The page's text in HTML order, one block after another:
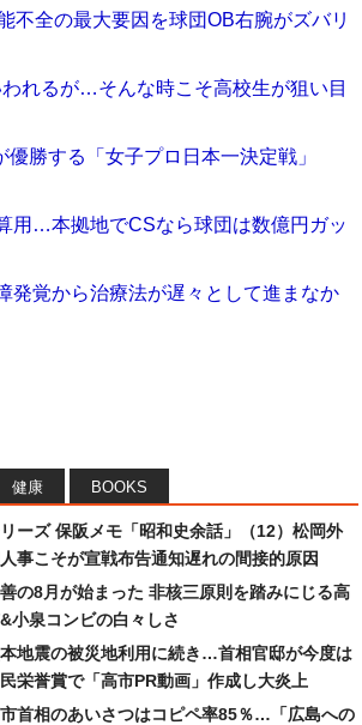
全の最大要因を球団OB右腕がズバリ
れるが…そんな時こそ高校生が狙い目
勝する「女子プロ日本一決定戦」
用…本拠地でCSなら球団は数億円ガッ
覚から治療法が遅々として進まなか
健康 BOOKS
ーズ 保阪メモ「昭和史余話」（12）松岡外
事こそが宣戦布告通知遅れの間接的原因
の8月が始まった 非核三原則を踏みにじる高
小泉コンビの白々しさ
地震の被災地利用に続き…首相官邸が今度は
栄誉賞で「高市PR動画」作成し大炎上
首相のあいさつはコピペ率85％…「広島への